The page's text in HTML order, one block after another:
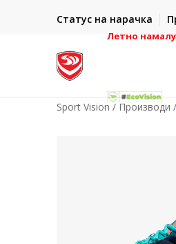
Статус на нарачка
- на сите нарачки во
Летно
Sport Vision Производи